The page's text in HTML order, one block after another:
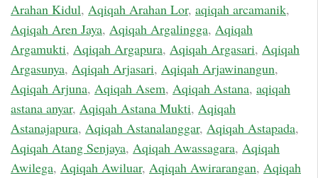
Arahan Kidul, Aqiqah Arahan Lor, aqiqah arcamanik,
Aqiqah Aren Jaya, Aqiqah Argalingga, Aqiqah
Argamukti, Aqiqah Argapura, Aqiqah Argasari, Aqiqah
Argasunya, Aqiqah Arjasari, Aqiqah Arjawinangun,
Aqiqah Arjuna, Aqiqah Asem, Aqiqah Astana, aqiqah
astana anyar, Aqiqah Astana Mukti, Aqiqah
Astanajapura, Aqiqah Astanalanggar, Aqiqah Astapada,
Aqiqah Atang Senjaya, Aqiqah Awassagara, Aqiqah
Awilega, Aqiqah Awiluar, Aqiqah Awirarangan, Aqiqah